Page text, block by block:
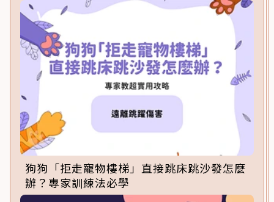
狗狗「拒走寵物樓梯」直接跳床跳沙發怎麼
辦？專家訓練法必學